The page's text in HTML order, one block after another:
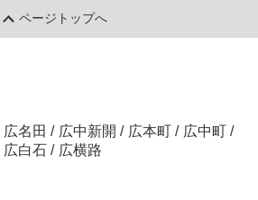
ページトップへ
広名田 / 広中新開 / 広本町 / 広中町 /
広白石 / 広横路